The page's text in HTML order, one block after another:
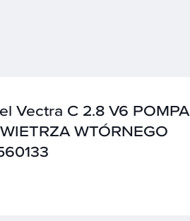
Vectra C 2.8 V6 POMPA
WTÓRNEGO